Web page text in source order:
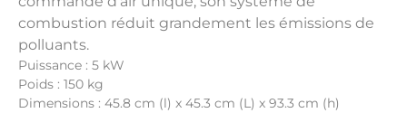
combustion réduit grandement les émissions de
polluants.
Puissance : 5 kW
Poids : 150 kg
Dimensions : 45.8 cm (l) x 45.3 cm (L) x 93.3 cm (h)